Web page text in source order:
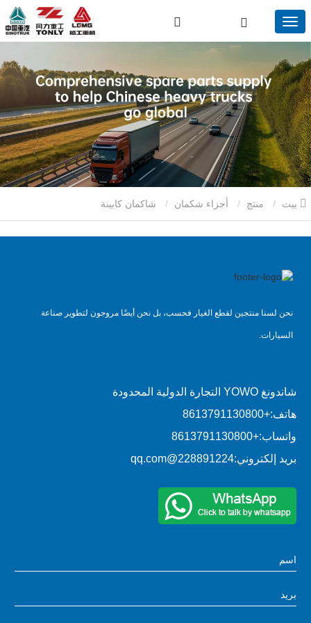
منتج أجزاء شكمان
نحن لسنا منتجين لقطع الغيار فحسب، بل نحن أيضًا مروجون لتطوير صناعة
السيارات.
شاندونغ YOWO التجارة الدولية المحدودة
هاتف:+8613791130800
واتساب:+8613791130800
بريد إلكتروني:228891224@qq.com